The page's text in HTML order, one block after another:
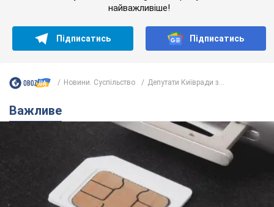
найважливіше!
Підписатись Підписатись
Новини. Суспільство Депутати Київради з...
Важливе